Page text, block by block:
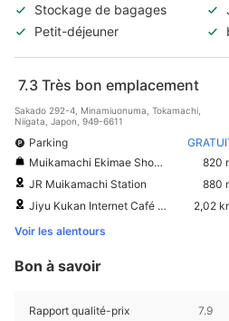
Stockage de bagages
Petit-déjeuner
7.3 Très bon emplacement
Sakado 292-4, Minamiuonuma, Tokamachi,
Niigata, Japon, 949-6611
Parking
Muikamachi Ekimae Shopping Center Lala
820
JR Muikamachi Station
880
Jiyu Kukan Internet Café Muikamatchi
2,02
Voir les alentours
Bon à savoir
Rapport qualité-prix 7.9